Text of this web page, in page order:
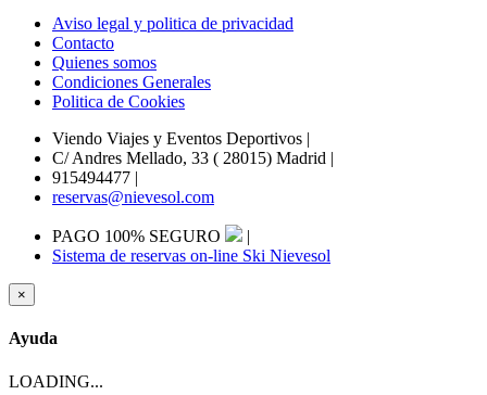
Aviso legal y politica de privacidad
Contacto
Quienes somos
Condiciones Generales
Politica de Cookies
Viendo Viajes y Eventos Deportivos |
C/ Andres Mellado, 33 ( 28015) Madrid |
915494477 |
reservas@nievesol.com
PAGO 100% SEGURO
|
Sistema de reservas on-line Ski Nievesol
×
Ayuda
LOADING...